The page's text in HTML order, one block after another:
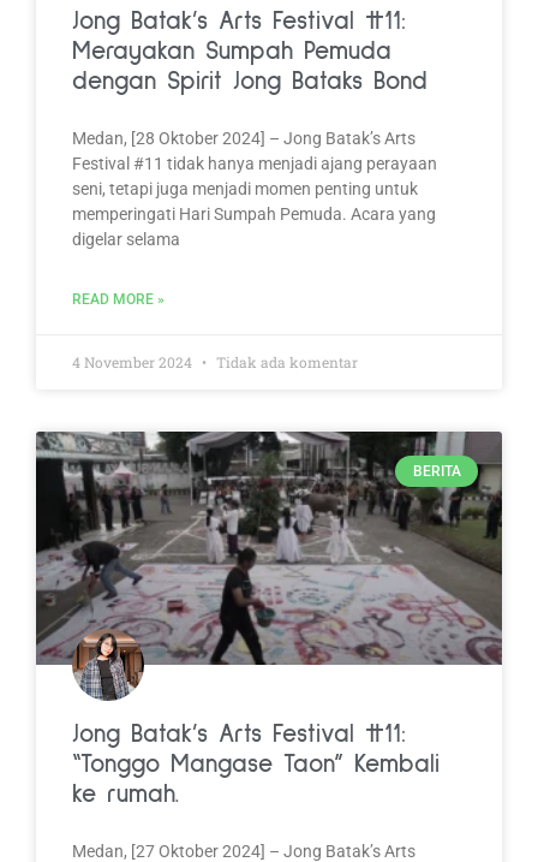
Jong Batak’s Arts Festival #11:
Merayakan Sumpah Pemuda
dengan Spirit Jong Bataks Bond
Medan, [28 Oktober 2024] – Jong Batak’s Arts
Festival #11 tidak hanya menjadi ajang perayaan
seni, tetapi juga menjadi momen penting untuk
memperingati Hari Sumpah Pemuda. Acara yang
digelar selama
READ MORE »
4 November 2024 Tidak ada komentar
BERITA
Jong Batak’s Arts Festival #11:
“Tonggo Mangase Taon” Kembali
ke rumah.
Medan, [27 Oktober 2024] – Jong Batak’s Arts